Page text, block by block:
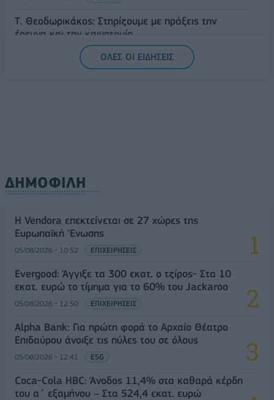
Τ. Θεοδωρικάκος: Στηρίζουμε με πράξεις την
έρευνα και την καινοτομία
ΟΛΕΣ ΟΙ ΕΙΔΗΣΕΙΣ
ΔΗΜΟΦΙΛΗ
Η Vendora επεκτείνεται σε 27 χώρες της
Ευρωπαϊκή 'Ενωσης
05/08/2026 - 10:52 ΕΠΙΧΕΙΡΗΣΕΙΣ
Evergood: Άγγιξε τα 300 εκατ. ο τζίρος- Στα 10
εκατ. ευρώ το τίμημα για το 60% του Jackaroo
05/08/2026 - 12:50 ΕΠΙΧΕΙΡΗΣΕΙΣ
Alpha Bank: Για πρώτη φορά το Αρχαίο Θέατρο
Επιδαύρου άνοιξε τις πύλες του σε όλους
05/08/2026 - 12:41 ESG
Coca-Cola HBC: Άνοδος 11,4% στα καθαρά κέρδη
του α΄ εξαμήνου – Στα 524,4 εκατ. ευρώ